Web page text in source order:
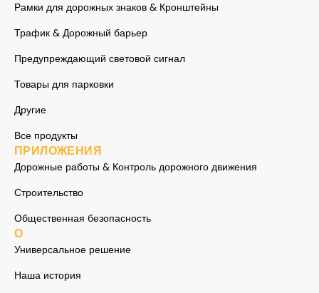
Рамки для дорожных знаков & Кронштейны
Трафик & Дорожный барьер
Предупреждающий световой сигнал
Товары для парковки
Другие
Все продукты
ПРИЛОЖЕНИЯ
Дорожные работы & Контроль дорожного движения
Строительство
Общественная безопасность
О
Универсальное решение
Наша история